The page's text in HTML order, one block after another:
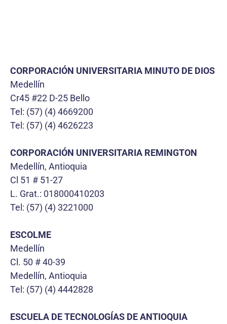
CORPORACIÓN UNIVERSITARIA MINUTO DE DIOS
Medellín
Cr45 #22 D-25 Bello
Tel: (57) (4) 4669200
Tel: (57) (4) 4626223
CORPORACIÓN UNIVERSITARIA REMINGTON
Medellín, Antioquia
Cl 51 # 51-27
L. Grat.: 018000410203
Tel: (57) (4) 3221000
ESCOLME
Medellín
Cl. 50 # 40-39
Medellín, Antioquia
Tel: (57) (4) 4442828
ESCUELA DE TECNOLOGÍAS DE ANTIOQUIA